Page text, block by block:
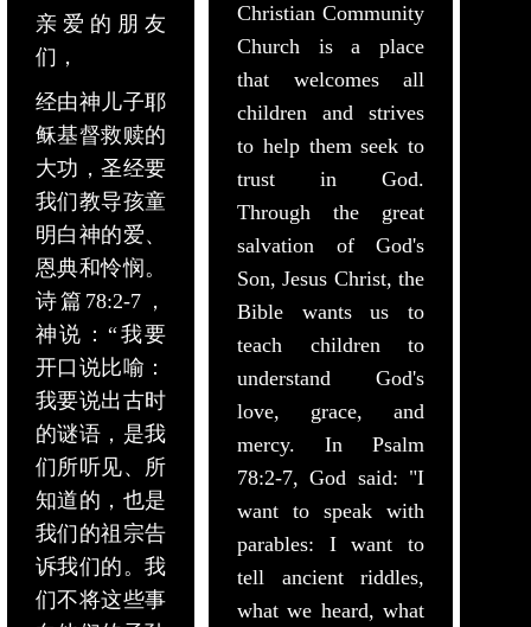
Christian Community
Church is a place
that welcomes all
children and strives
to help them seek to
trust in God.
Through the great
salvation of God's
Son, Jesus Christ, the
Bible wants us to
teach children to
understand God's
love, grace, and
mercy. In Psalm
78:2-7, God said: "I
want to speak with
parables: I want to
tell ancient riddles,
what we heard, what
亲爱的朋友
们，
经由神儿子耶
稣基督救赎的
大功，圣经要
我们教导孩童
明白神的爱、
恩典和怜悯。
诗篇78:2-7，
神说：“我要
开口说比喻：
我要说出古时
的谜语，是我
们所听见、所
知道的，也是
我们的祖宗告
诉我们的。我
们不将这些事